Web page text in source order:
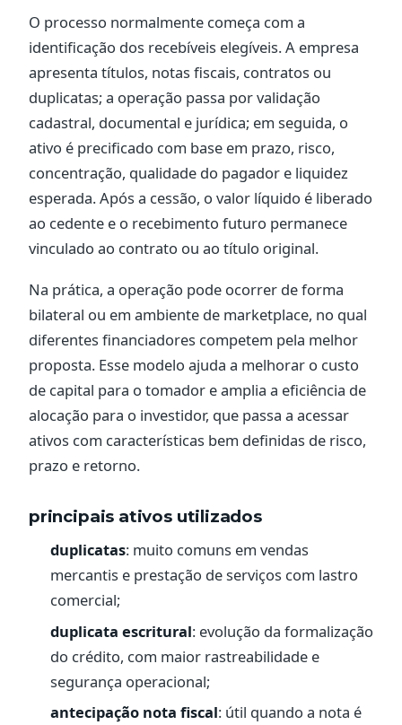
O processo normalmente começa com a
identificação dos recebíveis elegíveis. A empresa
apresenta títulos, notas fiscais, contratos ou
duplicatas; a operação passa por validação
cadastral, documental e jurídica; em seguida, o
ativo é precificado com base em prazo, risco,
concentração, qualidade do pagador e liquidez
esperada. Após a cessão, o valor líquido é liberado
ao cedente e o recebimento futuro permanece
vinculado ao contrato ou ao título original.
Na prática, a operação pode ocorrer de forma
bilateral ou em ambiente de marketplace, no qual
diferentes financiadores competem pela melhor
proposta. Esse modelo ajuda a melhorar o custo
de capital para o tomador e amplia a eficiência de
alocação para o investidor, que passa a acessar
ativos com características bem definidas de risco,
prazo e retorno.
principais ativos utilizados
duplicatas: muito comuns em vendas
mercantis e prestação de serviços com lastro
comercial;
duplicata escritural: evolução da formalização
do crédito, com maior rastreabilidade e
segurança operacional;
antecipação nota fiscal: útil quando a nota é